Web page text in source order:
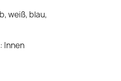
weiß, blau,
Innen